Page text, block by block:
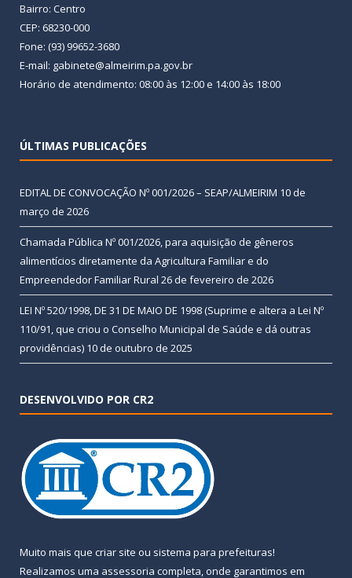
Bairro: Centro
CEP: 68230-000
Fone: (93) 99652-3680
E-mail: gabinete@almeirim.pa.gov.br
Horário de atendimento: 08:00 às 12:00 e 14:00 às 18:00
ÚLTIMAS PUBLICAÇÕES
EDITAL DE CONVOCAÇÃO Nº 001/2026 – SEAP/ALMEIRIM 10 de
março de 2026
Chamada Pública Nº 001/2026, para aquisição de gêneros
alimentícios diretamente da Agricultura Familiar e do
Empreendedor Familiar Rural 26 de fevereiro de 2026
LEI Nº 520/1998, DE 31 DE MAIO DE 1998 (Suprime e altera a Lei Nº
110/91, que criou o Conselho Municipal de Saúde e dá outras
providências) 10 de outubro de 2025
DESENVOLVIDO POR CR2
Muito mais que criar site ou sistema para prefeituras!
Realizamos uma assessoria completa, onde garantimos em